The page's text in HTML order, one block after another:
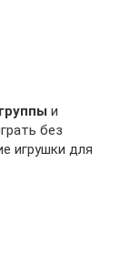
группы и
без
игрушки для